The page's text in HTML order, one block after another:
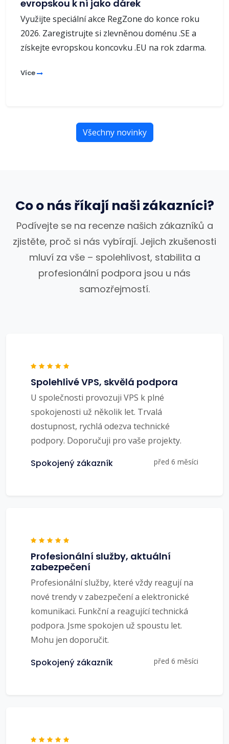
evropskou k ní jako dárek
Využijte speciální akce RegZone do konce roku
2026. Zaregistrujte si zlevněnou doménu .SE a
získejte evropskou koncovku .EU na rok zdarma.
Více
Všechny novinky
Co o nás říkají naši zákazníci?
Podívejte se na recenze našich zákazníků a
zjistěte, proč si nás vybírají. Jejich zkušenosti
mluví za vše – spolehlivost, stabilita a
profesionální podpora jsou u nás
samozřejmostí.
Spolehlivé VPS, skvělá podpora
U společnosti provozuji VPS k plné
spokojenosti už několik let. Trvalá
dostupnost, rychlá odezva technické
podpory. Doporučuji pro vaše projekty.
Spokojený zákazník před 6 měsíci
Profesionální služby, aktuální
zabezpečení
Profesionální služby, které vždy reagují na
nové trendy v zabezpečení a elektronické
komunikaci. Funkční a reagující technická
podpora. Jsme spokojen už spoustu let.
Mohu jen doporučit.
Spokojený zákazník před 6 měsíci